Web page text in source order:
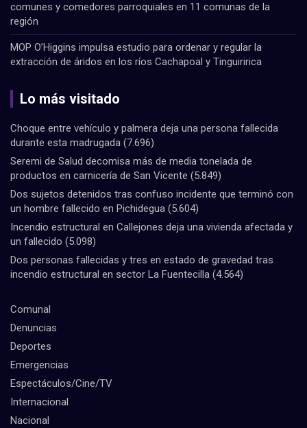
comunes y comedores parroquiales en 11 comunas de la
región
MOP O’Higgins impulsa estudio para ordenar y regular la
extracción de áridos en los ríos Cachapoal y Tinguiririca
Lo más visitado
Choque entre vehículo y palmera deja una persona fallecida
durante esta madrugada (7.696)
Seremi de Salud decomisa más de media tonelada de
productos en carnicería de San Vicente (5.849)
Dos sujetos detenidos tras confuso incidente que terminó con
un hombre fallecido en Pichidegua (5.604)
Incendio estructural en Callejones deja una vivienda afectada y
un fallecido (5.098)
Dos personas fallecidas y tres en estado de gravedad tras
incendio estructural en sector La Fuentecilla (4.564)
Comunal
Denuncias
Deportes
Emergencias
Espectáculos/Cine/TV
Internacional
Nacional